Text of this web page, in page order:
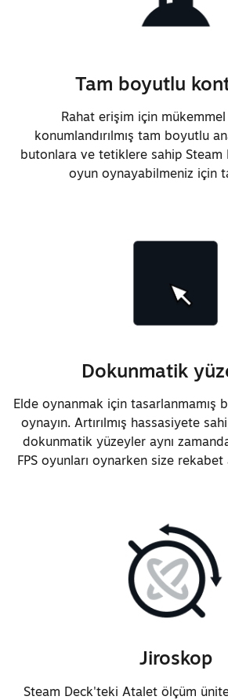
Tam boyutlu
Rahat erişim için
konumlandırılmış tam boyutlu
butonlara ve tetiklere sahip Steam
oyun oynayabilmeniz için
Dokunmatik
Elde oynanmak için tasarlanmamış
oynayın. Artırılmış hassasiyete
dokunmatik yüzeyler aynı
FPS oyunları oynarken size
Jiroskop
Steam Deck'teki Atalet ölçüm